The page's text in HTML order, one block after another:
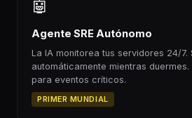
🤖
Agente SRE Autónomo
La IA monitorea tus servidores 24/7.
automáticamente mientras
para eventos críticos.
PRIMER MUNDIAL